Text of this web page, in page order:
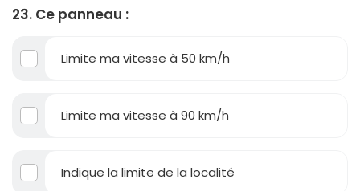
23. Ce panneau :
Limite ma vitesse à 50 km/h
Limite ma vitesse à 90 km/h
Indique la limite de la localité